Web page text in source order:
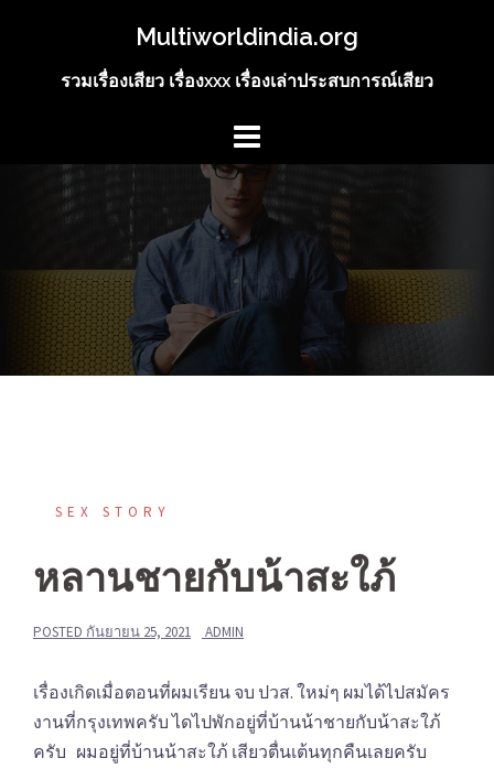
Multiworldindia.org
รวมเรื่องเสียว เรื่องxxx เรื่องเล่าประสบการณ์เสียว
SEX STORY
หลานชายกับน้าสะใภ้
POSTED กันยายน 25, 2021 ADMIN
เรื่องเกิดเมื่อตอนที่ผมเรียน จบ ปวส. ใหม่ๆ ผมได้ไปสมัคร
งานที่กรุงเทพครับ ไดไปพักอยู่ที่บ้านน้าชายกับน้าสะใภ้
ครับ ผมอยู่ที่บ้านน้าสะใภ้ เสียวตื่นเต้นทุกคืนเลยครับ